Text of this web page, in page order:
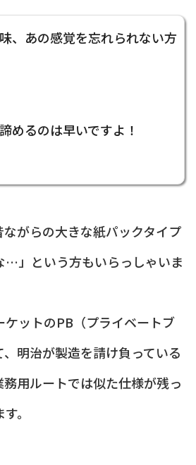
、あの感覚を忘れられない方
めるのは早いですよ！
ながらの大きな紙パックタイプ
…」という方もいらっしゃいま
ケットのPB（プライベートブ
明治が製造を請け負っている
用ルートでは似た仕様が残っ
。